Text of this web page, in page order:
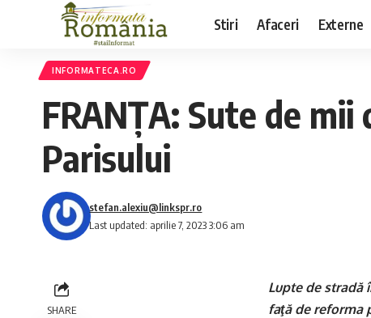
Stiri Afaceri Externe
INFORMATECA.RO
FRANȚA: Sute de
Parisului
Last updated: aprilie 7, 2023 3:06 am
stefan.alexiu@linkspr.ro
SHARE
Lupte de stradă
faţă de reforma